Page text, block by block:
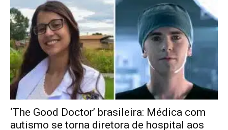
‘The Good Doctor’ brasileira: Médica com
autismo se torna diretora de hospital aos